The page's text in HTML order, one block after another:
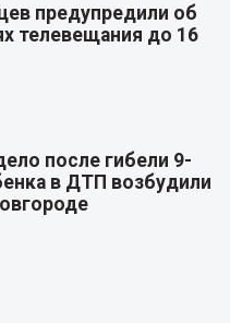
предупредили об
телевещания до 16
после гибели 9-
в ДТП возбудили